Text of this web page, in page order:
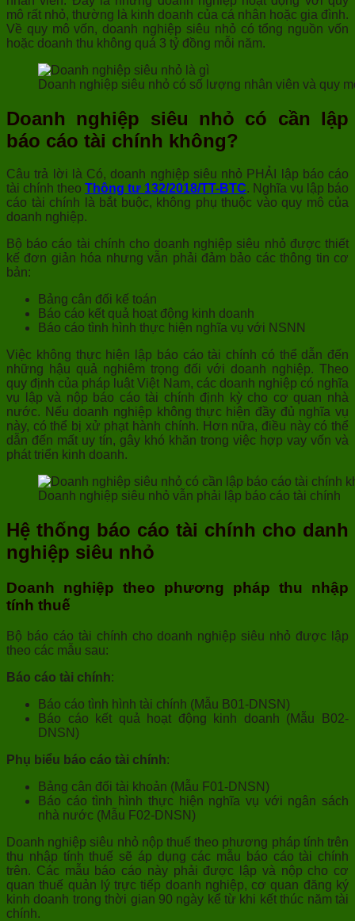
mô rất nhỏ, thường là kinh doanh của cá nhân hoặc gia đình.
Về quy mô vốn, doanh nghiệp siêu nhỏ có tổng nguồn vốn
hoặc doanh thu không quá 3 tỷ đồng mỗi năm.
Doanh nghiệp siêu nhỏ có số lượng nhân viên và quy
Doanh nghiệp siêu nhỏ có cần lập
báo cáo tài chính không?
Câu trả lời là Có, doanh nghiệp siêu nhỏ PHẢI lập báo cáo
tài chính theo Thông tư 132/2018/TT-BTC. Nghĩa vụ lập báo
cáo tài chính là bắt buộc, không phụ thuộc vào quy mô của
doanh nghiệp.
Bộ báo cáo tài chính cho doanh nghiệp siêu nhỏ được thiết
kế đơn giản hóa nhưng vẫn phải đảm bảo các thông tin cơ
bản:
Bảng cân đối kế toán
Báo cáo kết quả hoạt động kinh doanh
Báo cáo tình hình thực hiện nghĩa vụ với NSNN
Việc không thực hiện lập báo cáo tài chính có thể dẫn đến
những hậu quả nghiêm trọng đối với doanh nghiệp. Theo
quy định của pháp luật Việt Nam, các doanh nghiệp có nghĩa
vụ lập và nộp báo cáo tài chính định kỳ cho cơ quan nhà
nước. Nếu doanh nghiệp không thực hiện đầy đủ nghĩa vụ
này, có thể bị xử phạt hành chính. Hơn nữa, điều này có thể
dẫn đến mất uy tín, gây khó khăn trong việc hợp vay vốn và
phát triển kinh doanh.
Doanh nghiệp siêu nhỏ vẫn phải lập báo cáo tài chính
Hệ thống báo cáo tài chính cho danh
nghiệp siêu nhỏ
Doanh nghiệp theo phương pháp thu nhập
tính thuế
Bộ báo cáo tài chính cho doanh nghiệp siêu nhỏ được lập
theo các mẫu sau:
Báo cáo tài chính:
Báo cáo tình hình tài chính (Mẫu B01-DNSN)
Báo cáo kết quả hoạt động kinh doanh (Mẫu B02-
DNSN)
Phụ biểu báo cáo tài chính:
Bảng cân đối tài khoản (Mẫu F01-DNSN)
Báo cáo tình hình thực hiện nghĩa vụ với ngân sách
nhà nước (Mẫu F02-DNSN)
Doanh nghiệp siêu nhỏ nộp thuế theo phương pháp tính trên
thu nhập tính thuế sẽ áp dụng các mẫu báo cáo tài chính
trên. Các mẫu báo cáo này phải được lập và nộp cho cơ
quan thuế quản lý trực tiếp doanh nghiệp, cơ quan đăng ký
kinh doanh trong thời gian 90 ngày kể từ khi kết thúc năm tài
chính.